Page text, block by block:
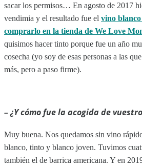
sacar los permisos… En agosto de 2017
vendimia y el resultado fue el vino
comprarlo en la tienda de We Love
quisimos hacer tinto porque fue un año
cosecha (yo soy de esas personas a las
más, pero a paso firme).
– ¿Y cómo fue la acogida de
Muy buena. Nos quedamos sin vino
blanco, tinto y blanco joven. Tuvimos
también el de barrica americana. Y en